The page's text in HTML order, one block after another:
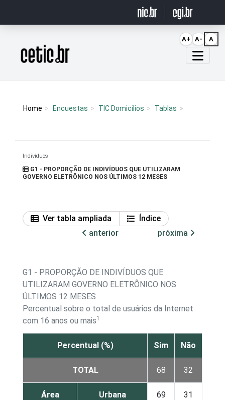
Página inicial
Home Encuestas TIC Domicílios Tablas
Indivíduos
G1 - PROPORÇÃO DE INDIVÍDUOS QUE UTILIZARAM
GOVERNO ELETRÔNICO NOS ÚLTIMOS 12 MESES
Ver tabla ampliada
Índice
anterior
próxima
G1 - PROPORÇÃO DE INDIVÍDUOS QUE
UTILIZARAM GOVERNO ELETRÔNICO NOS
ÚLTIMOS 12 MESES
Percentual sobre o total de usuários da Internet
com 16 anos ou mais1
Percentual (%) Sim Não
TOTAL 68 32
Área Urbana 69 31
A+ A- A